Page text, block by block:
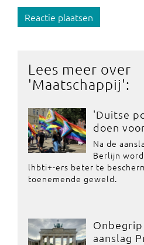
Reactie plaatsen
Lees meer over
'Maatschappij':
'Duitse
doen
Na de
Berlijn
lhbti+-ers beter te
toenemende geweld.
aanslag